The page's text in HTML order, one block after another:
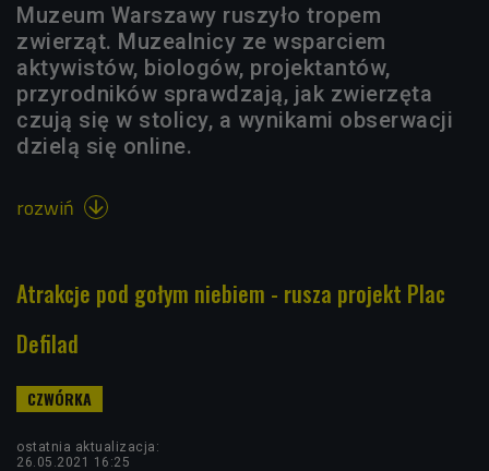
Muzeum Warszawy ruszyło tropem
zwierząt. Muzealnicy ze wsparciem
aktywistów, biologów, projektantów,
przyrodników sprawdzają, jak zwierzęta
czują się w stolicy, a wynikami obserwacji
dzielą się online.
rozwiń 
Atrakcje pod gołym niebiem - rusza projekt Plac
Defilad
ostatnia aktualizacja:
26.05.2021 16:25